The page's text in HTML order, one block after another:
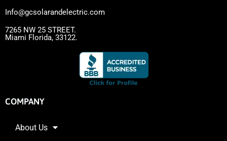
Info@gcsolarandelectric.com
7265 NW 25 STREET.
Miami Florida, 33122.
COMPANY
About Us